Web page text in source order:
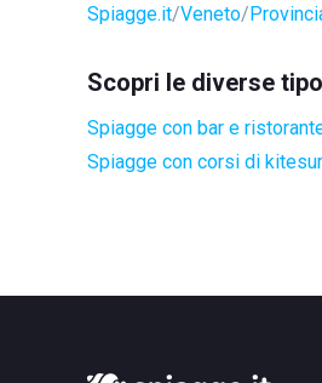
Spiagge.it Veneto
Scopri le diverse
Spiagge con bar e
Spiagge con corsi di